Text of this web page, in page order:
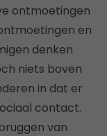
ontmoetingen
en
denken
niets boven
in dat er
contact.
van